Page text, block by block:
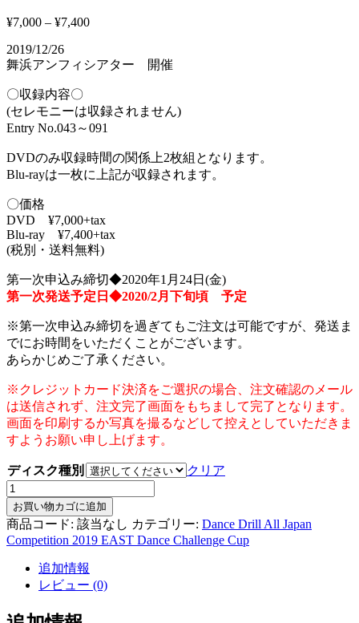
¥7,000 – ¥7,400
2019/12/26
舞浜アンフィシアター 開催
〇収録内容〇
(セレモニーは収録されません)
Entry No.043～091
DVDのみ収録時間の関係上2枚組となります。
Blu-rayは一枚に上記が収録されます。
〇価格
DVD ¥7,000+tax
Blu-ray ¥7,400+tax
(税別・送料無料)
第一次申込み締切◆2020年1月24日(金)
第一次発送予定日◆2020/2月下旬頃 予定
※第一次申込み締切を過ぎてもご注文は可能ですが、発送ま
でにお時間をいただくことがございます。
あらかじめご了承ください。
※クレジットカード決済をご選択の場合、注文確認のメール
は送信されず、注文完了画面をもちまして完了となります。
画面を印刷するか写真を撮るなどして控えとしていただきま
すようお願い申し上げます。
ディスク種別
クリア
Disc2
Dance
Drill
All
Japan
Competition
2019
EAST
Challenge
お買い物カゴに追加
商品コード: 該当なし カテゴリー: Dance Drill All Japan
Competition 2019 EAST Dance Challenge Cup
追加情報
レビュー (0)